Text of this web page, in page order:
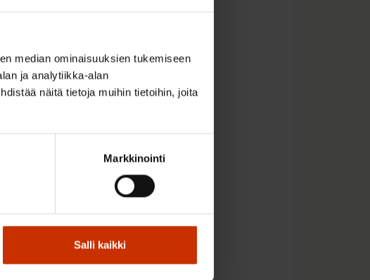
median ominaisuuksien tukemiseen
ja analytiikka-alan
näitä tietoja muihin tietoihin, joita
Markkinointi
Salli kaikki
jolla olisi
hallituksen aikana
ja kaikki rakentamisen
ohjaustehtävä
keskusjärjestö”)
aluehallintovirastoista ja
lupa- ja valvontatoimessa
ympäristöasioissa ja niillä oli